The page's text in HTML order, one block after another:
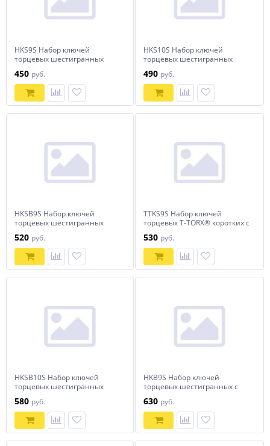
HKS9S Набор ключей
торцевых шестигранных
предметов
450 руб.
HKS10S Набор ключей
торцевых шестигранных
предметов
490 руб.
HKSB9S Набор ключей
торцевых шестигранных
9 предметов
520 руб.
TTKS9S Набор ключей
торцевых T-TORX® коротких с
Т10H-T50H, 9 предметов
530 руб.
HKSB10S Набор ключей
торцевых шестигранных
10 предметов
580 руб.
HKB9S Набор ключей
торцевых шестигранных с
предметов
630 руб.